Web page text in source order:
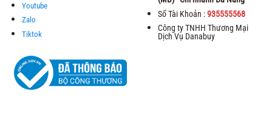
Youtube
Zalo
Tiktok
Số Tài Khoản :935555568
Công ty TNHH Thương Mại
Dịch Vụ Danabuy